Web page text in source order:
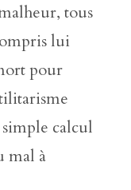
tous
lui
pour
calcul
mal à